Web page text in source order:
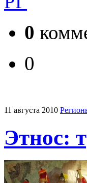
0
0
11 августа 2010
Этнос: